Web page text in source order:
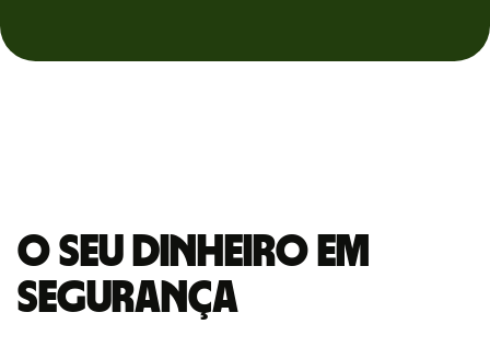
O seu dinheiro em
segurança